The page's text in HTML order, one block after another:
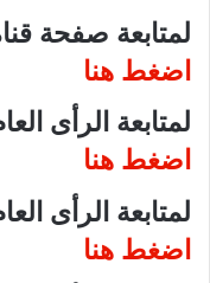
لمتابعة صفحة
اضغط هنا
لمتابعة الرأى
اضغط هنا
لمتابعة الرأى
اضغط هنا